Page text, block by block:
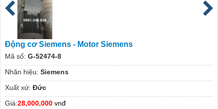
Động cơ Siemens - Motor Siemens
Mã số: G-52474-8
Nhãn hiệu: Siemens
Xuất xứ: Đức
Giá:28,000,000 vnđ